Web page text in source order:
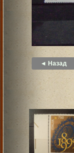
◄ Назад